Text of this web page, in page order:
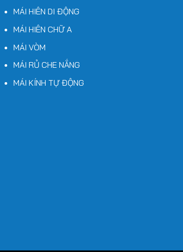
MÁI HIÊN DI ĐỘNG
MÁI HIÊN CHỮ A
MÁI VÒM
MÁI RỦ CHE NẮNG
MÁI KÍNH TỰ ĐỘNG